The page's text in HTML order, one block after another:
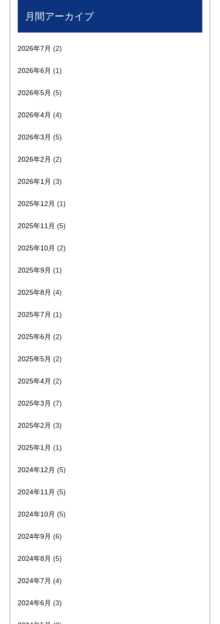
月間アーカイブ
2026年7月 (2)
2026年6月 (1)
2026年5月 (5)
2026年4月 (4)
2026年3月 (5)
2026年2月 (2)
2026年1月 (3)
2025年12月 (1)
2025年11月 (5)
2025年10月 (2)
2025年9月 (1)
2025年8月 (4)
2025年7月 (1)
2025年6月 (2)
2025年5月 (2)
2025年4月 (2)
2025年3月 (7)
2025年2月 (3)
2025年1月 (1)
2024年12月 (5)
2024年11月 (5)
2024年10月 (5)
2024年9月 (6)
2024年8月 (5)
2024年7月 (4)
2024年6月 (3)